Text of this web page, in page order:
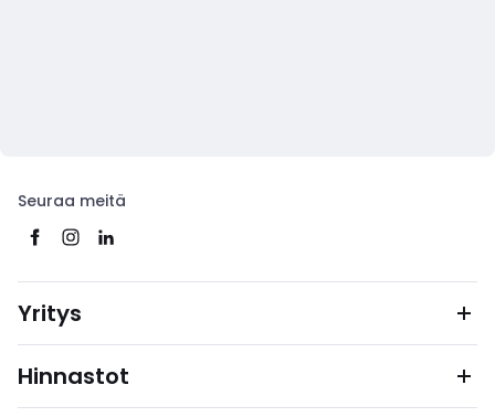
Seuraa meitä
Yritys
Hinnastot